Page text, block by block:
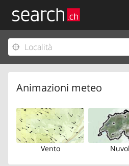
Animazioni meteo
Vento
Il vostro profolio
Area clienti